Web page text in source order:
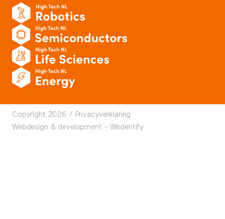
Copyright 2026 / Privacyverklaring
Webdesign & development - Wedentify